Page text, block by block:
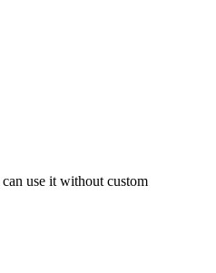
use it without custom